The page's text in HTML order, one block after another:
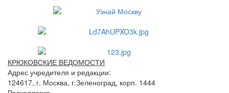
КРЮКОВСКИЕ ВЕДОМОСТИ
Адрес учредителя и редакции:
124617, г. Москва, г.Зеленоград, корп. 1444